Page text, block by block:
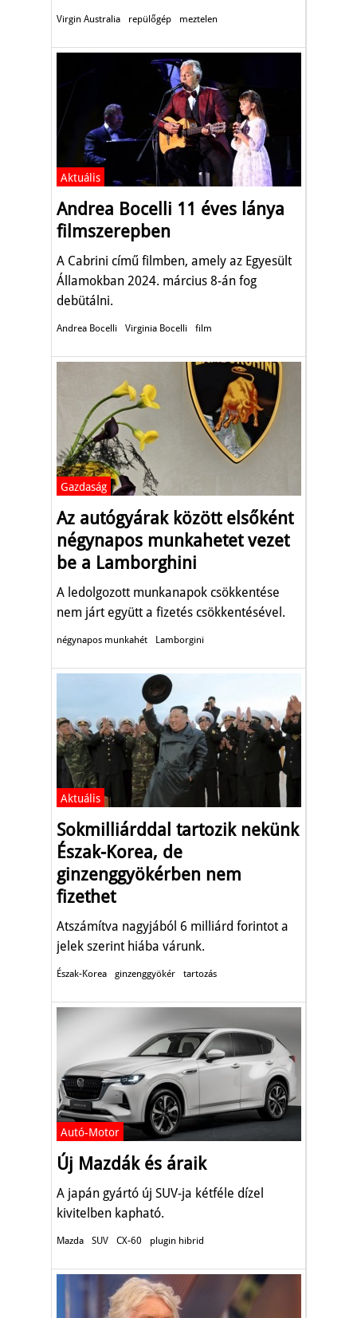
Virgin Australia repülőgép meztelen
Aktuális
Andrea Bocelli 11 éves lánya
filmszerepben
A Cabrini című filmben, amely az Egyesült
Államokban 2024. március 8-án fog
debütálni.
Andrea Bocelli Virginia Bocelli film
Gazdaság
Az autógyárak között elsőként
négynapos munkahetet vezet
be a Lamborghini
A ledolgozott munkanapok csökkentése
nem járt együtt a fizetés csökkentésével.
négynapos munkahét Lamborgini
Aktuális
Sokmilliárddal tartozik nekünk
Észak-Korea, de
ginzenggyökérben nem
fizethet
Atszámítva nagyjából 6 milliárd forintot a
jelek szerint hiába várunk.
Észak-Korea ginzenggyökér tartozás
Autó-Motor
Új Mazdák és áraik
A japán gyártó új SUV-ja kétféle dízel
kivitelben kapható.
Mazda SUV CX-60 plugin hibrid